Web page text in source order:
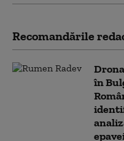
Recomandările
în